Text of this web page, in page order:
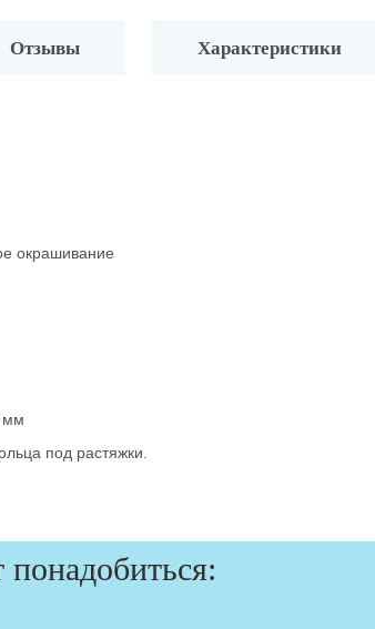
Отзывы Характеристики
окрашивание
мм
под растяжки.